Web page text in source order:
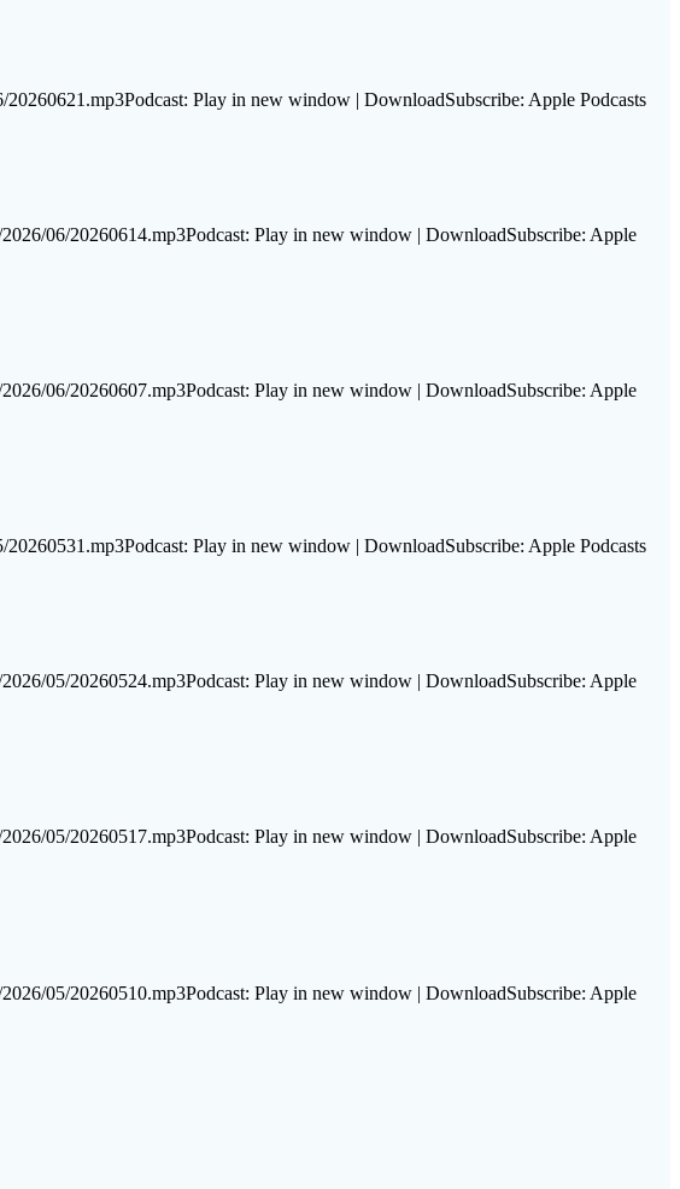
Play in new window | DownloadSubscribe: Apple Podcasts
06/20260614.mp3Podcast: Play in new window | DownloadSubscribe: Apple
06/20260607.mp3Podcast: Play in new window | DownloadSubscribe: Apple
Play in new window | DownloadSubscribe: Apple Podcasts
05/20260524.mp3Podcast: Play in new window | DownloadSubscribe: Apple
05/20260517.mp3Podcast: Play in new window | DownloadSubscribe: Apple
05/20260510.mp3Podcast: Play in new window | DownloadSubscribe: Apple